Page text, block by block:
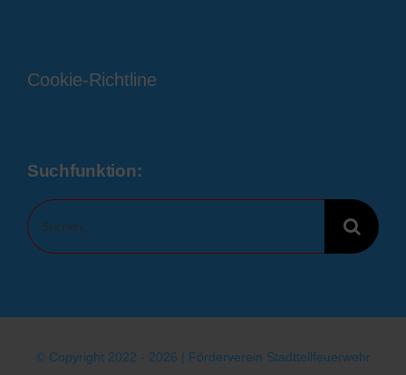
Cookie-Richtline
Suchfunktion:
Suche
nach:
© Copyright 2022 - 2026 | Förderverein Stadtteilfeuerwehr